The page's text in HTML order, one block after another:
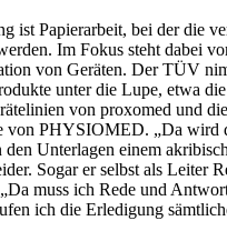
ist Papierarbeit, bei der die
Im Fokus steht dabei
von Geräten. Der TÜV
unter die Lupe, etwa die
von proxomed und die
von PHYSIOMED. „Da wird
Unterlagen einem
Sogar er selbst als Leiter
muss ich Rede und
ich die Erledigung